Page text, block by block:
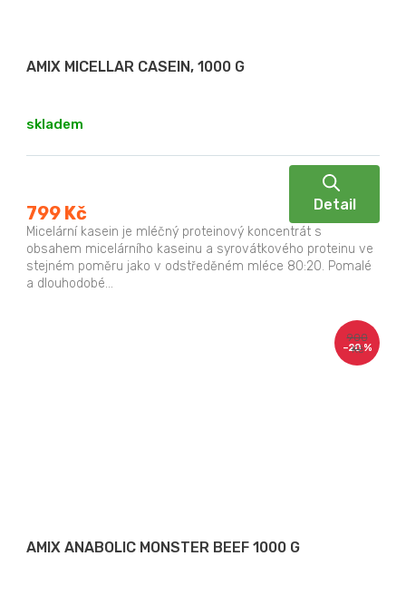
AMIX MICELLAR CASEIN, 1000 G
skladem
799 Kč Detail
Micelární kasein je mléčný proteinový koncentrát s
obsahem micelárního kaseinu a syrovátkového proteinu ve
stejném poměru jako v odstředěném mléce 80:20. Pomalé
a dlouhodobé...
900
Kč
–20 %
AMIX ANABOLIC MONSTER BEEF 1000 G